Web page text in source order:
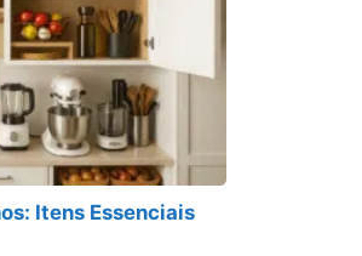
Itens Essenciais